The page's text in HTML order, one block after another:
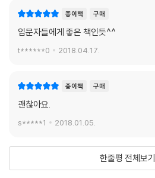
종이책 구매
입문자들에게 좋은 책인듯^^
t******0 2018.04.17.
종이책 구매
괜찮아요.
s*****1 2018.01.05.
한줄평 전체보기